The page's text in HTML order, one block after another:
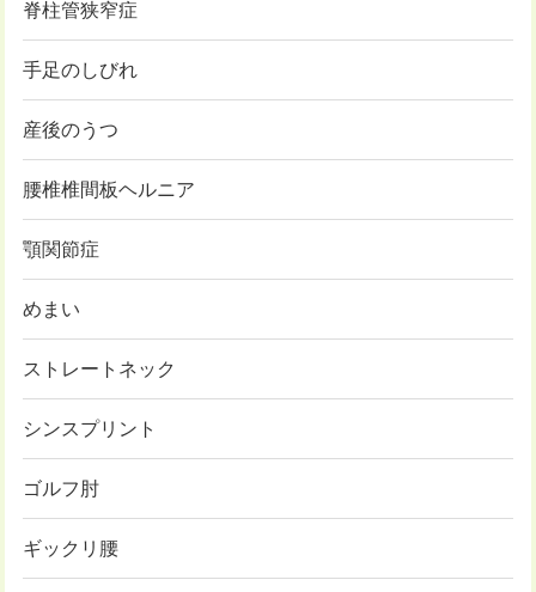
脊柱管狭窄症
手足のしびれ
産後のうつ
腰椎椎間板ヘルニア
顎関節症
めまい
ストレートネック
シンスプリント
ゴルフ肘
ギックリ腰